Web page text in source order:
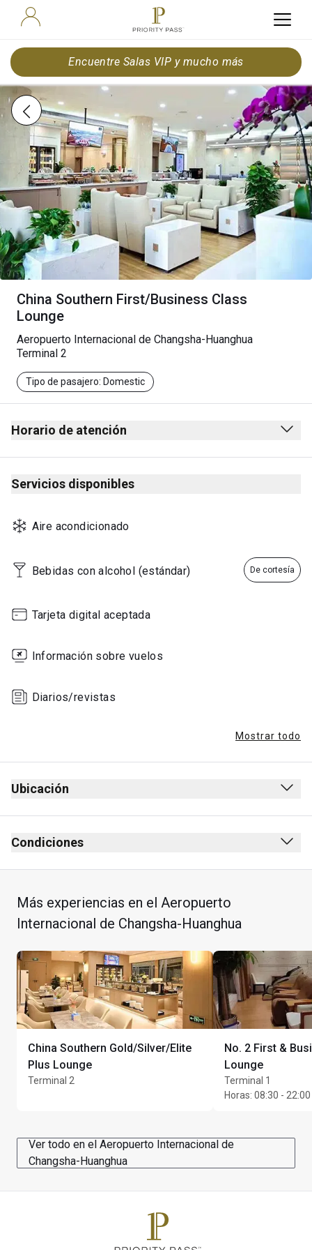
Encuentre Salas VIP y mucho más
China Southern First/Business Class
Lounge
Aeropuerto Internacional de Changsha-Huanghua
Terminal 2
Tipo de pasajero: Domestic
Horario de atención
Desde las 6:00 hasta el último vuelo de China Southern
Airlines
Nota: El horario de atención puede variar en función de los
Servicios disponibles
Aire acondicionado
Bebidas con alcohol (estándar) De cortesía
Tarjeta digital aceptada
Información sobre vuelos
Diarios/revistas
Mostrar todo
Ubicación
Condiciones
Máximo de Unlimited invitados por titular de la tarjeta
Más experiencias en el Aeropuerto
Internacional de Changsha-Huanghua
China Southern Gold/Silver/Elite
Plus Lounge
Terminal 2
No. 2 First &
Lounge
Terminal 1
Horas: 08:30 - 22:00
Ver todo en el Aeropuerto Internacional de
Changsha-Huanghua